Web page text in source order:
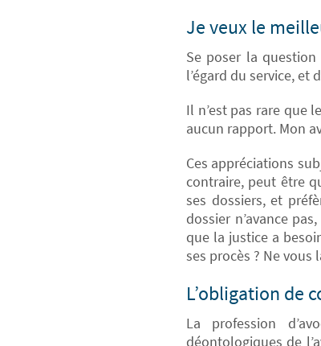
Je veux le
Se poser la
l’égard du service, et
Il n’est pas rare que
aucun rapport. Mon
Ces appréciations
contraire, peut être
ses dossiers, et
dossier n’avance
que la justice a
ses procès ? Ne
L’obligation de
La profession
déontologiques de